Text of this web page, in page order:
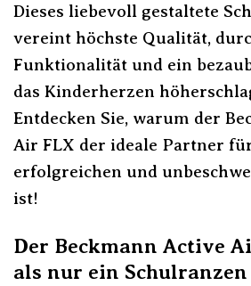
Dieses liebevoll gestaltete
vereint höchste Qualität,
Funktionalität und ein
das Kinderherzen
Entdecken Sie, warum der
Air FLX der ideale Partner
erfolgreichen und
ist!
Der Beckmann Active
als nur ein Schulranzen